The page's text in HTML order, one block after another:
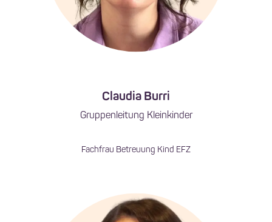
Claudia Burri
Gruppenleitung Kleinkinder
Fachfrau Betreuung Kind EFZ